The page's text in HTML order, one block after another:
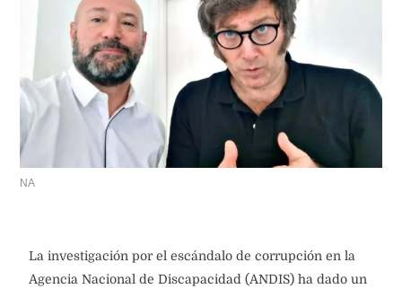
NA
La investigación por el escándalo de corrupción en la
Agencia Nacional de Discapacidad (ANDIS) ha dado un